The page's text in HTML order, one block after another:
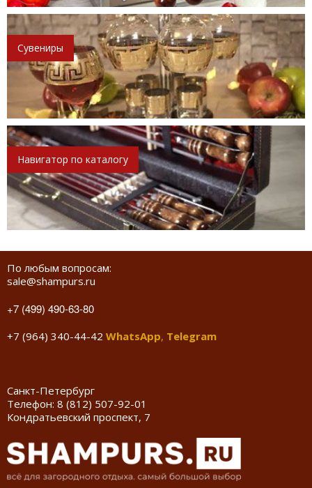
Сувениры
Навигатор по каталогу
По любым вопросам:
sale@shampurs.ru
+7 (499) 490-63-80
+7 (964) 340-44-42 WhatsApp, Telegram
Санкт-Петербург
Телефон: 8 (812) 507-92-01
Кондратьевский проспект, 7